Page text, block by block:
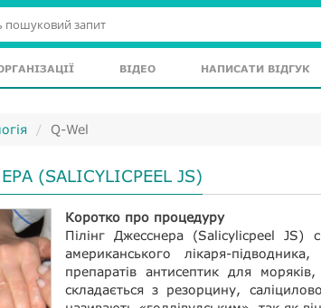
ВІДЕО НАПИСАТИ ВІДГУК
Q-Wel
(SALICYLICPEEL JS)
Коротко про процедуру
Пілінг Джесснера (Salicylicpeel JS)
американського лікаря-
препаратів антисептик для
складається з резорцину,